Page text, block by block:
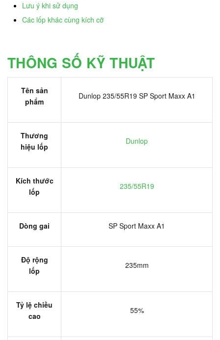
Lưu ý khi sử dụng
Các lốp khác cùng kích cỡ
THÔNG SỐ KỸ THUẬT
Tên sản
phẩm
Dunlop 235/55R19 SP Sport Maxx A1
Thương
hiệu lốp
Dunlop
Kích thước
lốp
235/55R19
Dòng gai SP Sport Maxx A1
Độ rộng
lốp
235mm
Tỷ lệ chiều
cao
55%